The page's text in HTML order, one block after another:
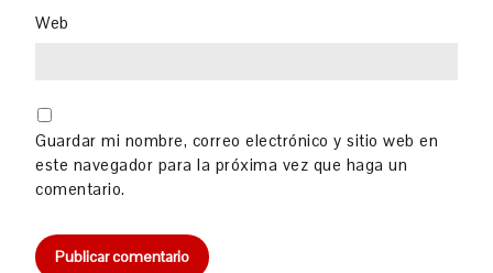
Web
Guardar mi nombre, correo electrónico y sitio web en
este navegador para la próxima vez que haga un
comentario.